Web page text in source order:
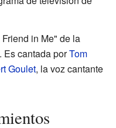
in Me" de la
Es cantada porTom
Goulet, la voz cantante